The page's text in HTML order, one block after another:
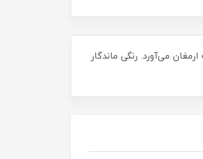
می‌آورد. رنگی ماندگار